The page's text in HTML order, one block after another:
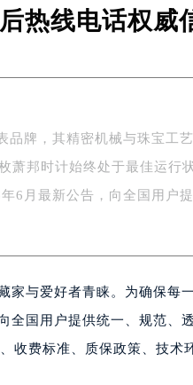
约）
需提前预约）
约）
需提前预约）
室（需提前预约）
约）
预约）
约）
线电话权威
品牌，其精密机械与珠宝工
萧邦时计始终处于最佳运行
6月最新公告，向全国用户
家与爱好者青睐。为确保每
全国用户提供统一、规范、
收费标准、质保政策、技术